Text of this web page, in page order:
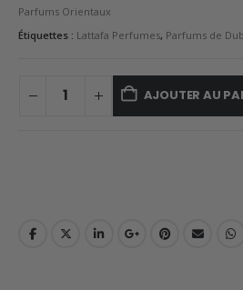
Parfums Orientaux
Étiquettes : Lattafa Perfumes, Parfums de
AJOUTER AU